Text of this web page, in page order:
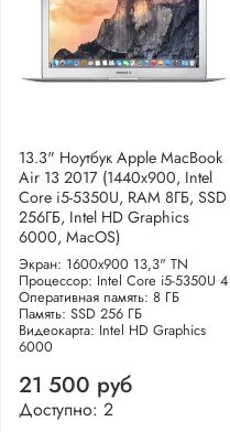
13.3" Ноутбук Apple MacBook
Air 13 2017 (1440x900, Intel
Core i5-5350U, RAM 8ГБ, SSD
256ГБ, Intel HD Graphics
6000, MacOS)
Экран: 1600x900 13,3" TN
Процессор: Intel Core i5-5350U 4
Оперативная память: 8 ГБ
Память: SSD 256 ГБ
Видеокарта: Intel HD Graphics
6000
21 500 руб
Доступно: 2